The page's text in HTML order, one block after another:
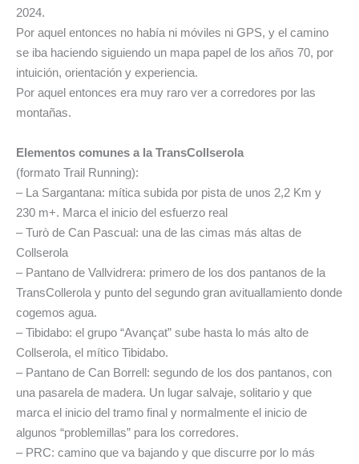
2024.
Por aquel entonces no había ni móviles ni GPS, y el camino
se iba haciendo siguiendo un mapa papel de los años 70, por
intuición, orientación y experiencia.
Por aquel entonces era muy raro ver a corredores por las
montañas.
Elementos comunes a la TransCollserola
(formato Trail Running):
– La Sargantana: mítica subida por pista de unos 2,2 Km y
230 m+. Marca el inicio del esfuerzo real
– Turò de Can Pascual: una de las cimas más altas de
Collserola
– Pantano de Vallvidrera: primero de los dos pantanos de la
TransCollerola y punto del segundo gran avituallamiento donde
cogemos agua.
– Tibidabo: el grupo “Avançat” sube hasta lo más alto de
Collserola, el mítico Tibidabo.
– Pantano de Can Borrell: segundo de los dos pantanos, con
una pasarela de madera. Un lugar salvaje, solitario y que
marca el inicio del tramo final y normalmente el inicio de
algunos “problemillas” para los corredores.
– PRC: camino que va bajando y que discurre por lo más